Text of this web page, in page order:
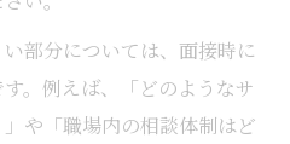
部分については、面接時に
。例えば、「どのようなサ
や「職場内の相談体制はど